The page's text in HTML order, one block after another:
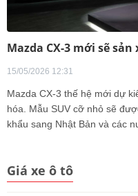
Mazda CX-3 mới sẽ
15/05/2026 12:31
Mazda CX-3 thế hệ mới dự
hóa. Mẫu SUV cỡ nhỏ sẽ
khẩu sang Nhật Bản và các
Giá xe ô tô